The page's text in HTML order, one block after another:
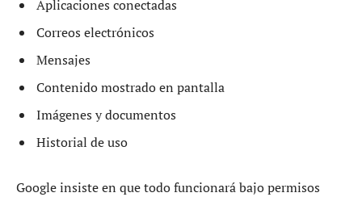
Aplicaciones conectadas
Correos electrónicos
Mensajes
Contenido mostrado en pantalla
Imágenes y documentos
Historial de uso
Google insiste en que todo funcionará bajo permisos